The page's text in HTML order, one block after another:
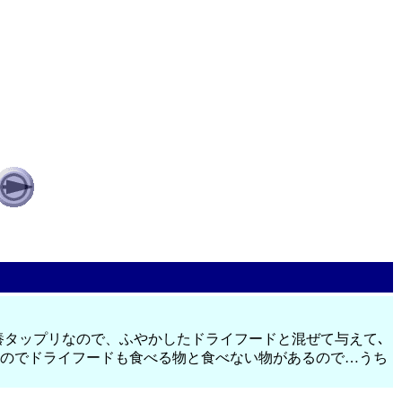
ップリなので、ふやかしたドライフードと混ぜて与えて､
でドライフードも食べる物と食べない物があるので…うち